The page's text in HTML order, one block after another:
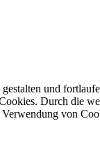
und
Durch die
von